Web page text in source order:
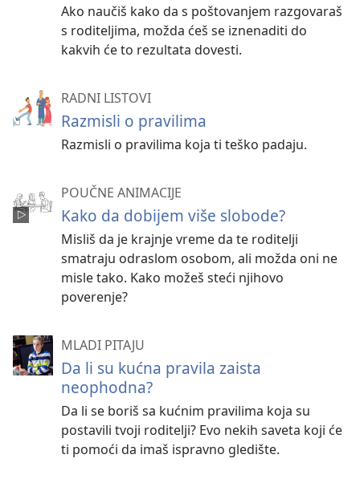
Ako naučiš kako da s poštovanjem razgovaraš
s roditeljima, možda ćeš se iznenaditi do
kakvih će to rezultata dovesti.
RADNI LISTOVI
Razmisli o pravilima
Razmisli o pravilima koja ti teško padaju.
POUČNE ANIMACIJE
Kako da dobijem više slobode?
Misliš da je krajnje vreme da te roditelji
smatraju odraslom osobom, ali možda oni ne
misle tako. Kako možeš steći njihovo
poverenje?
MLADI PITAJU
Da li su kućna pravila zaista
neophodna?
Da li se boriš sa kućnim pravilima koja su
postavili tvoji roditelji? Evo nekih saveta koji će
ti pomoći da imaš ispravno gledište.